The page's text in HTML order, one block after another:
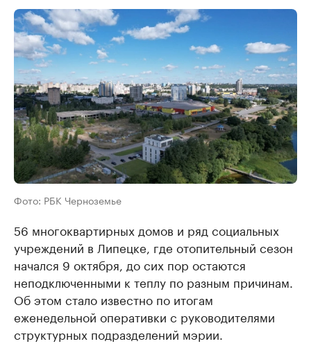
Фото: РБК Черноземье
56 многоквартирных домов и ряд социальных
учреждений в Липецке, где отопительный сезон
начался 9 октября, до сих пор остаются
неподключенными к теплу по разным причинам.
Об этом стало известно по итогам
еженедельной оперативки с руководителями
структурных подразделений мэрии.